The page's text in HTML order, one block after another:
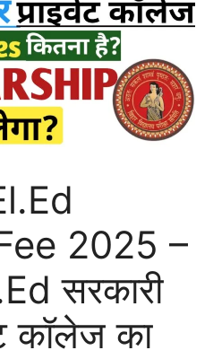
2025 –
सरकारी
कॉलेज का